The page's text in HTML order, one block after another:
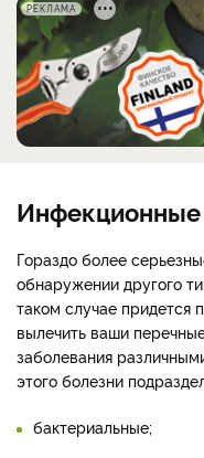
РЕКЛАМА
Инфекционные
Гораздо более
обнаружении другого
таком случае придется
вылечить ваши
заболевания
этого болезни
бактериальные;